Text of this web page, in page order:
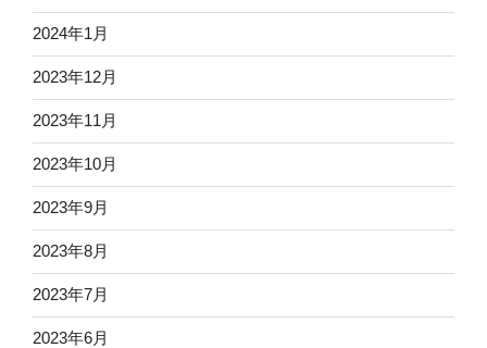
2024年1月
2023年12月
2023年11月
2023年10月
2023年9月
2023年8月
2023年7月
2023年6月